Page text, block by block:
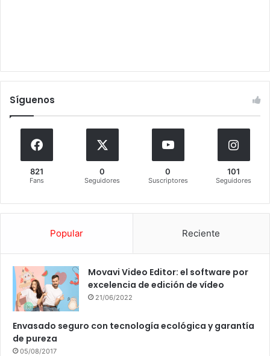
Síguenos
821
Fans
0
Seguidores
0
Suscriptores
101
Seguidores
Popular Reciente
Movavi Video Editor: el software por
excelencia de edición de vídeo
21/06/2022
Envasado seguro con tecnología ecológica y garantía
de pureza
05/08/2017